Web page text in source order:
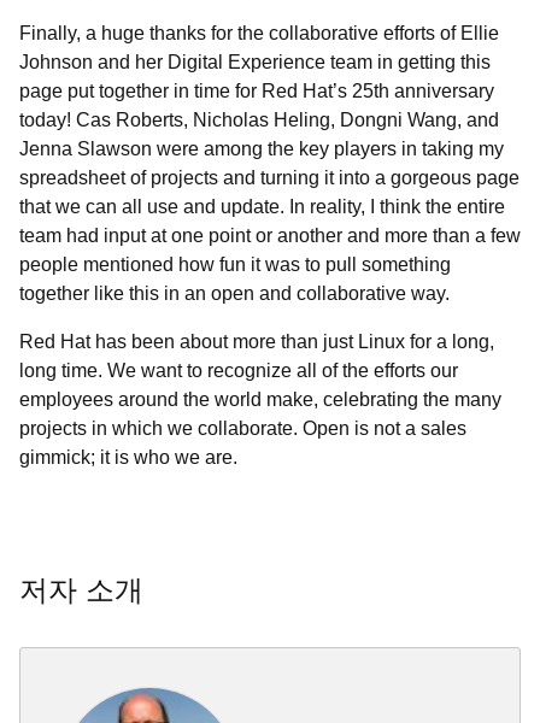
Finally, a huge thanks for the collaborative efforts of Ellie
Johnson and her Digital Experience team in getting this
page put together in time for Red Hat’s 25th anniversary
today! Cas Roberts, Nicholas Heling, Dongni Wang, and
Jenna Slawson were among the key players in taking my
spreadsheet of projects and turning it into a gorgeous page
that we can all use and update. In reality, I think the entire
team had input at one point or another and more than a few
people mentioned how fun it was to pull something
together like this in an open and collaborative way.
Red Hat has been about more than just Linux for a long,
long time. We want to recognize all of the efforts our
employees around the world make, celebrating the many
projects in which we collaborate. Open is not a sales
gimmick; it is who we are.
저자 소개